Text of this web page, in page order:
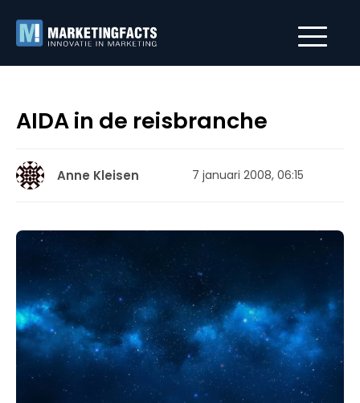
AIDA in de reisbranche
Anne Kleisen 7 januari 2008, 06:15